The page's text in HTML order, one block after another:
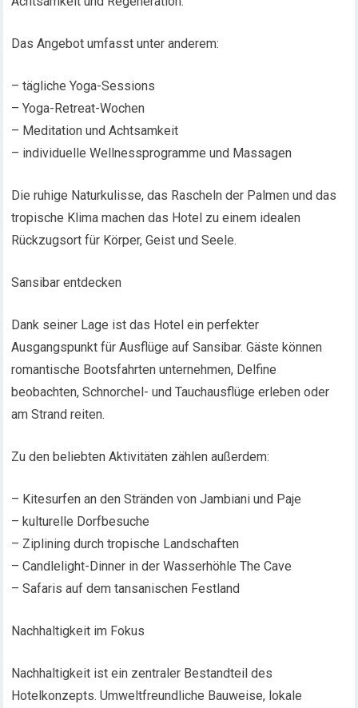
Das Angebot umfasst unter anderem:
– tägliche Yoga-Sessions
– Yoga-Retreat-Wochen
– Meditation und Achtsamkeit
– individuelle Wellnessprogramme und Massagen
Die ruhige Naturkulisse, das Rascheln der Palmen und das
tropische Klima machen das Hotel zu einem idealen
Rückzugsort für Körper, Geist und Seele.
Sansibar entdecken
Dank seiner Lage ist das Hotel ein perfekter
Ausgangspunkt für Ausflüge auf Sansibar. Gäste können
romantische Bootsfahrten unternehmen, Delfine
beobachten, Schnorchel- und Tauchausflüge erleben oder
am Strand reiten.
Zu den beliebten Aktivitäten zählen außerdem:
– Kitesurfen an den Stränden von Jambiani und Paje
– kulturelle Dorfbesuche
– Ziplining durch tropische Landschaften
– Candlelight-Dinner in der Wasserhöhle The Cave
– Safaris auf dem tansanischen Festland
Nachhaltigkeit im Fokus
Nachhaltigkeit ist ein zentraler Bestandteil des
Hotelkonzepts. Umweltfreundliche Bauweise, lokale